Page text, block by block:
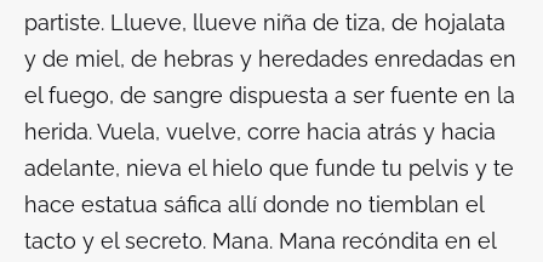
partiste. Llueve, llueve niña de tiza, de hojalata
y de miel, de hebras y heredades enredadas en
el fuego, de sangre dispuesta a ser fuente en la
herida. Vuela, vuelve, corre hacia atrás y hacia
adelante, nieva el hielo que funde tu pelvis y te
hace estatua sáfica allí donde no tiemblan el
tacto y el secreto. Mana. Mana recóndita en el